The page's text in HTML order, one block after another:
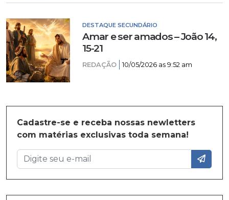
DESTAQUE SECUNDÁRIO
Amar e ser amados – João 14,
15-21
REDAÇÃO 10/05/2026 as 9:52 am
Cadastre-se e receba nossas newletters
com matérias exclusivas toda semana!